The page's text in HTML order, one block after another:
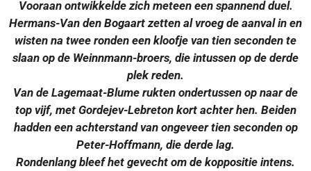
Vooraan ontwikkelde zich meteen een spannend duel.
Hermans-Van den Bogaart zetten al vroeg de aanval in en
wisten na twee ronden een kloofje van tien seconden te
slaan op de Weinnmann-broers, die intussen op de derde
plek reden.
Van de Lagemaat-Blume rukten ondertussen op naar de
top vijf, met Gordejev-Lebreton kort achter hen. Beiden
hadden een achterstand van ongeveer tien seconden op
Peter-Hoffmann, die derde lag.
Rondenlang bleef het gevecht om de koppositie intens.